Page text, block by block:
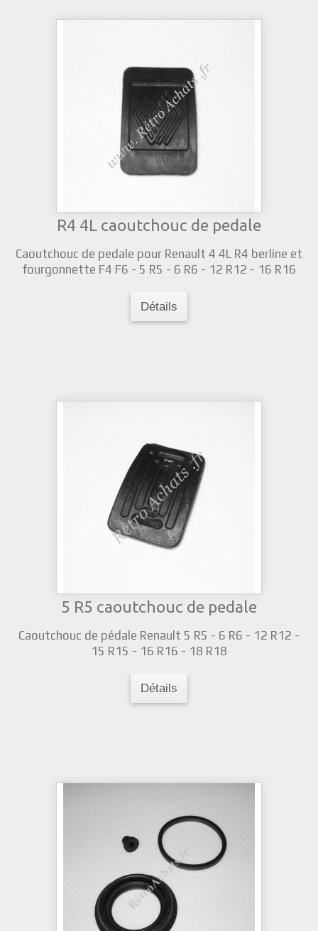
R4 4L caoutchouc de pedale
Caoutchouc de pedale pour Renault 4 4L R4 berline et
fourgonnette F4 F6 - 5 R5 - 6 R6 - 12 R12 - 16 R16
Détails
5 R5 caoutchouc de pedale
Caoutchouc de pédale Renault 5 R5 - 6 R6 - 12 R12 -
15 R15 - 16 R16 - 18 R18
Détails